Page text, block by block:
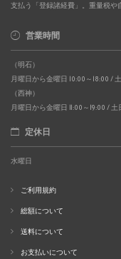
支払う「登録諸経費」。重量税や
営業時間
（明石）
月曜日から金曜日 10:00～18:00 /
（西神）
月曜日から金曜日 11:00～19:00 / 土
定休日
水曜日
ご利用規約
総額について
送料について
お支払いについて